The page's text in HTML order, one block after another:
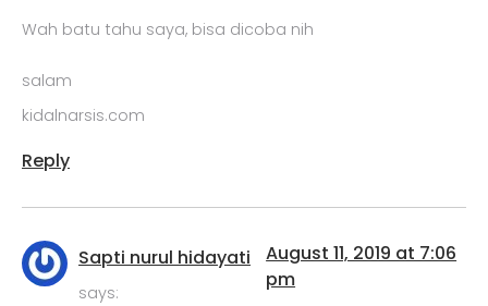
Wah batu tahu saya, bisa dicoba nih
salam
kidalnarsis.com
Reply
Sapti nurul hidayati
says:
August 11, 2019 at 7:06
pm